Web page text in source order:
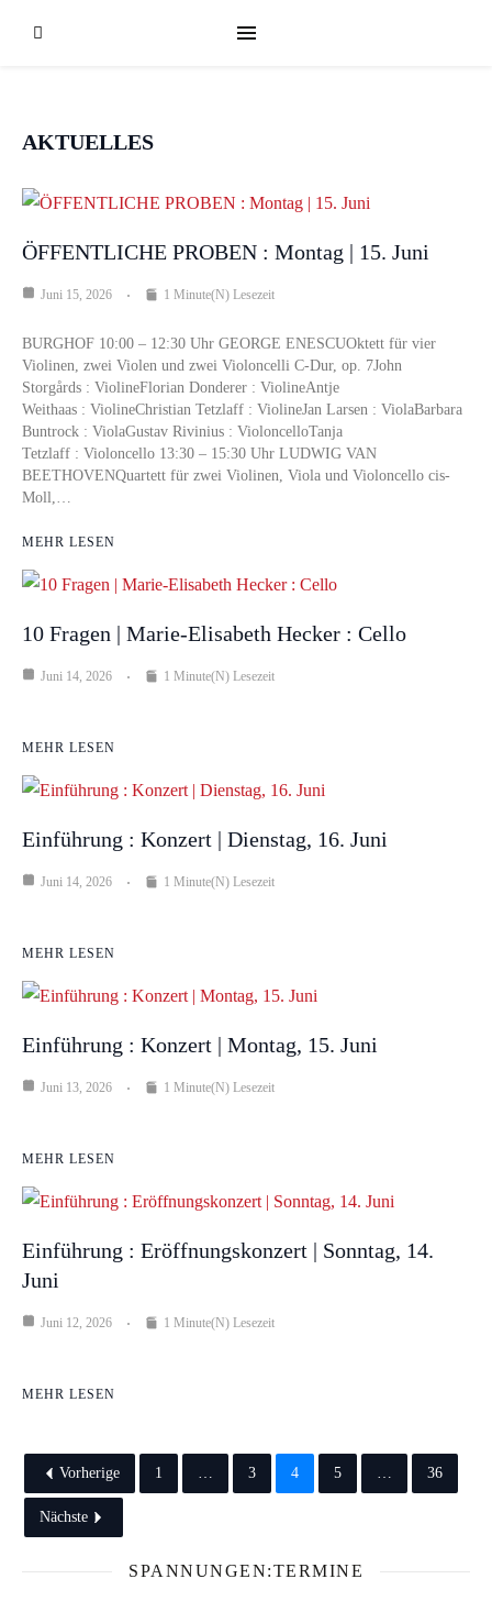
AKTUELLES
ÖFFENTLICHE PROBEN : Montag | 15. Juni
Juni 15, 2026 1 Minute(n) Lesezeit
BURGHOF 10:00 – 12:30 Uhr GEORGE ENESCUOktett für vier
Violinen, zwei Violen und zwei Violoncelli C-Dur, op. 7John
Storgårds : ViolineFlorian Donderer : ViolineAntje
Weithaas : ViolineChristian Tetzlaff : ViolineJan Larsen : ViolaBarbara
Buntrock : ViolaGustav Rivinius : VioloncelloTanja
Tetzlaff : Violoncello 13:30 – 15:30 Uhr LUDWIG VAN
BEETHOVENQuartett für zwei Violinen, Viola und Violoncello cis-
Moll,…
MEHR LESEN
10 Fragen | Marie-Elisabeth Hecker : Cello
Juni 14, 2026 1 Minute(n) Lesezeit
MEHR LESEN
Einführung : Konzert | Dienstag, 16. Juni
Juni 14, 2026 1 Minute(n) Lesezeit
MEHR LESEN
Einführung : Konzert | Montag, 15. Juni
Juni 13, 2026 1 Minute(n) Lesezeit
MEHR LESEN
Einführung : Eröffnungskonzert | Sonntag, 14.
Juni
Juni 12, 2026 1 Minute(n) Lesezeit
MEHR LESEN
Vorherige 1 … 3 4 5 … 36
Nächste
SPANNUNGEN:TERMINE